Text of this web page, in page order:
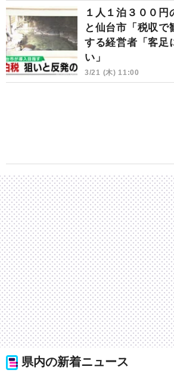
１人１泊３００
と仙台市「税収
する経営者「客足
い」
3/21 (木) 11:00
県内の新着ニュース